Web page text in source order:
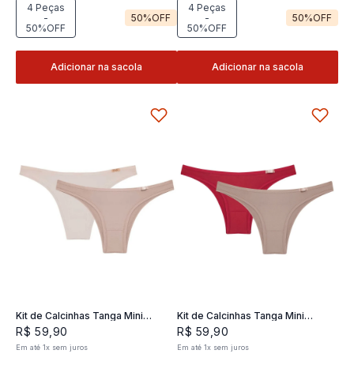
4 Peças
-
50%OFF
50%OFF
Adicionar na sacola
4 Peças
-
50%OFF
50%OFF
Adicionar na sacola
Kit de Calcinhas Tanga Mini
Classic 02- 2 und
R$ 59 90
Em até1x sem juros
Kit de Calcinhas Tanga Mini
Classic 02- 2 und
R$ 59 ,90
Em até 1x sem juros